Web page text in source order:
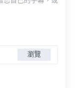
瀏覽